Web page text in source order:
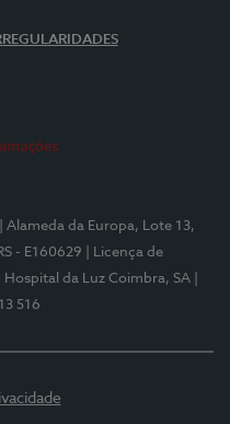
| Alameda da Europa, Lote 13,
- E160629
| Licença de
| Hospital da Luz Coimbra, SA
516